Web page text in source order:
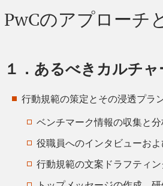
PwCのアプローチ
１．あるべきカルチ
行動規範の策定とその浸透プラ
ベンチマーク情報の収集と分
役職員へのインタビューお
行動規範の文案ドラフティン